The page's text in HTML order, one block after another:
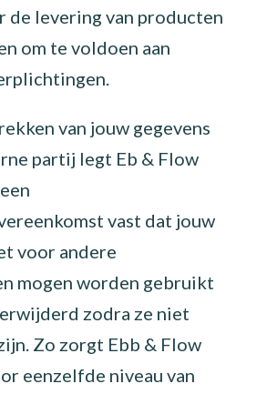
de levering van producten
om te voldoen aan
van jouw gegevens
partij legt Eb & Flow
vast dat jouw
voor andere
mogen worden gebruikt
zodra ze niet
Zo zorgt Ebb & Flow
eenzelfde niveau van